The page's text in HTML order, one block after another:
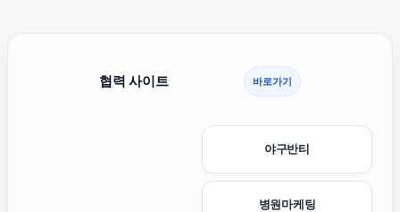
협력 사이트 바로가기
야구반티
병원마케팅